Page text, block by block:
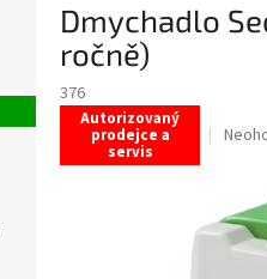
Dmychadlo
ročně)
376
Autorizovaný
prodejce a
servis
0,0
z